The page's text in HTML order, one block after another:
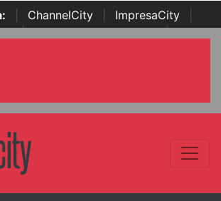
ChannelCity ImpresaCity
| Italian Channel Awards | Italian